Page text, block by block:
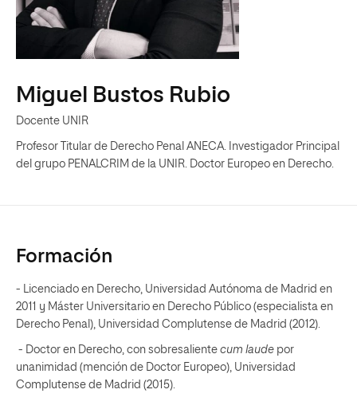
Miguel Bustos Rubio
Docente UNIR
Profesor Titular de Derecho Penal ANECA. Investigador Principal
del grupo PENALCRIM de la UNIR. Doctor Europeo en Derecho.
Formación
- Licenciado en Derecho, Universidad Autónoma de Madrid en
2011 y Máster Universitario en Derecho Público (especialista en
Derecho Penal), Universidad Complutense de Madrid (2012).
- Doctor en Derecho, con sobresaliente cum laude por
unanimidad (mención de Doctor Europeo), Universidad
Complutense de Madrid (2015).